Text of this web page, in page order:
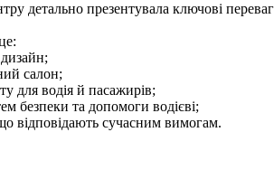
детально презентувала ключові
салон;
для водія й пасажирів;
безпеки та допомоги водієві;
відповідають сучасним вимогам.